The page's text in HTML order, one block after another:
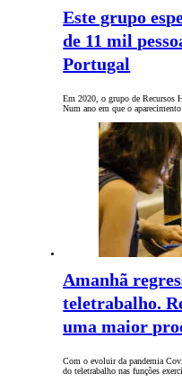
Este grupo
de 11 mil
Portugal
Em 2020, o grupo de Recursos
Num ano em que o
Amanhã
teletrabalho.
uma maior
Com o evoluir da pandemia
do teletrabalho nas funções